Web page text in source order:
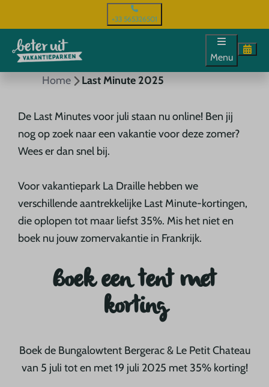
+33 565326501
Menu
Home Last Minute 2025
De Last Minutes voor juli staan nu online! Ben jij
nog op zoek naar een vakantie voor deze zomer?
Wees er dan snel bij.
Voor vakantiepark La Draille hebben we
verschillende aantrekkelijke Last Minute-kortingen,
die oplopen tot maar liefst 35%. Mis het niet en
boek nu jouw zomervakantie in Frankrijk.
Boek een tent met
korting
Boek de Bungalowtent Bergerac & Le Petit Chateau
van 5 juli tot en met 19 juli 2025 met 35% korting!